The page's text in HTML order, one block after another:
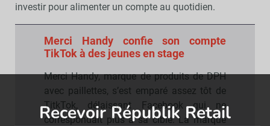
investir pour alimenter un compte au quotidien.
Merci Handy confie son compte
TikTok à des jeunes en stage
Merci Handy, marque de produits de DPH
avec paillettes, s’est emparé assez tôt de
TitkTok, délaissant Facebook qui ne
correspondait plus à sa cible. La marque
Recevoir Républik Retail